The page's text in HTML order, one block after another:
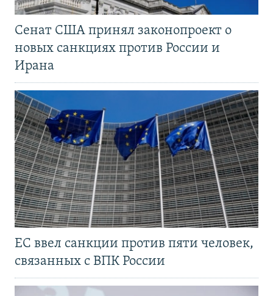
Сенат США принял законопроект о
новых санкциях против России и
Ирана
ЕС ввел санкции против пяти человек,
связанных с ВПК России